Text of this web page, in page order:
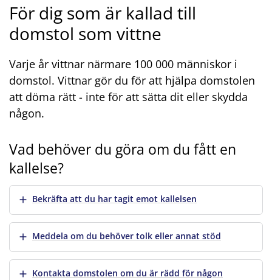
För dig som är kallad till
domstol som vittne
Varje år vittnar närmare 100 000 människor i
domstol. Vittnar gör du för att hjälpa domstolen
att döma rätt - inte för att sätta dit eller skydda
någon.
Vad behöver du göra om du fått en
kallelse?
Visa merBekräfta att du har tagit emot kallelsen
Visa merMeddela om du behöver tolk eller annat stöd
Visa merKontakta domstolen om du är rädd för någon